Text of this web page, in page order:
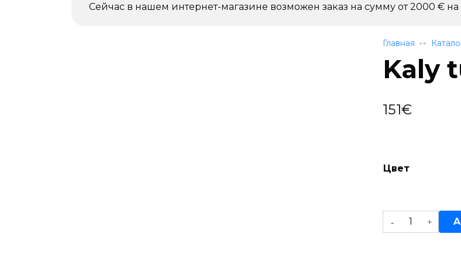
Сейчас в нашем интернет-магазине возможен заказ на сумму от 2000 €
Главная
Kaly
151€
Цвет
tufa